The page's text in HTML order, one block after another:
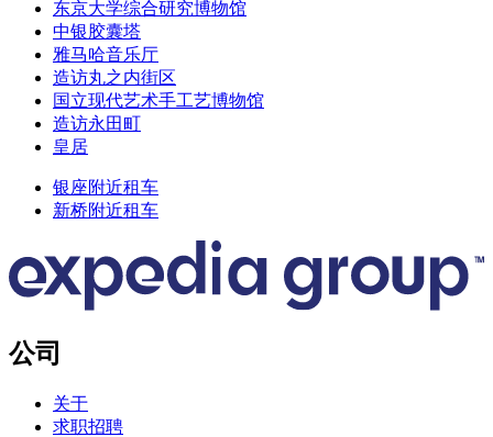
东京大学综合研究博物馆
中银胶囊塔
雅马哈音乐厅
造访丸之内街区
国立现代艺术手工艺博物馆
造访永田町
皇居
银座附近租车
新桥附近租车
公司
关于
求职招聘